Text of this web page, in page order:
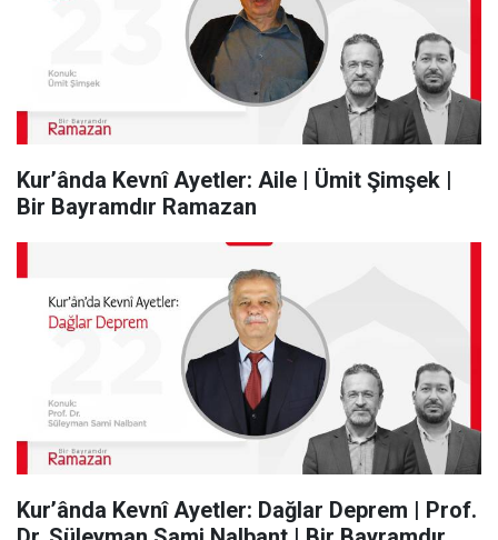
Kur’ânda Kevnî Ayetler: Aile | Ümit Şimşek |
Bir Bayramdır Ramazan
Kur’ânda Kevnî Ayetler: Dağlar Deprem | Prof.